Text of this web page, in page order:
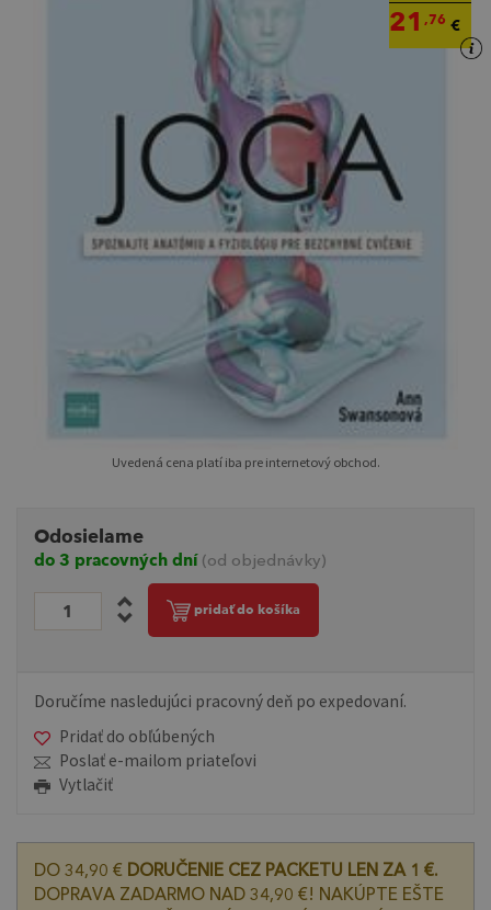
21,76 €
Uvedená cena platí iba pre internetový obchod.
Odosielame
do 3 pracovných dní (od objednávky)
pridať do košíka
Doručíme nasledujúci pracovný deň po expedovaní.
Pridať do obľúbených
Poslať e-mailom priateľovi
Vytlačiť
DO 34,90 € DORUČENIE CEZ PACKETU LEN ZA 1 €.
DOPRAVA ZADARMO NAD 34,90 €! NAKÚPTE EŠTE